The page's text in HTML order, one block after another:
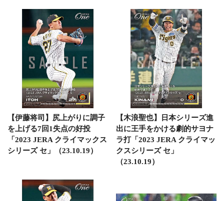
【伊藤将司】尻上がりに調子
を上げる7回1失点の好投
「2023 JERA クライマックス
シリーズ セ」（23.10.19）
【木浪聖也】日本シリーズ進
出に王手をかける劇的サヨナ
ラ打「2023 JERA クライマッ
クスシリーズ セ」
（23.10.19）